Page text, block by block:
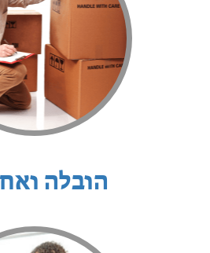
הובלה